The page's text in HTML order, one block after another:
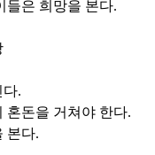
들은 희망을 본다.
다.
혼돈을 거쳐야 한다.
본다.